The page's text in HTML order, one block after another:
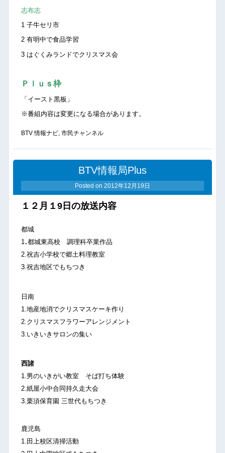
志布志
1 子牛セリ市
2 有明中で食品学習
3 はぐくみランドでクリスマス会
Ｐｌｕｓ枠
「イースト黒板」
※番組内容は変更になる場合があります。
BTV 情報ナビ, 市民チャンネル
BTV情報局Plus
Posted on 2012年12月19日
１２月１9日の放送内容
都城
1.都城東高校 調理科卒業作品
2.祝吉小学校で郷土料理教室
3.祝吉地区でもちつき
日南
1.地産地消でクリスマスケーキ作り
2.クリスマスフラワーアレンジメント
3.いきいきサロンの集い
西諸
1.男のいきがい教室 そば打ち体験
2.紙屋小中合同持久走大会
3.栗須保育園 三世代もちつき
鹿児島
1.田上校区清掃活動